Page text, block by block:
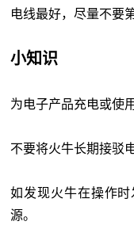
电线最好，尽量不要
小知识
为电子产品充电或使
不要将火牛长期接驳
如发现火牛在操作
源。